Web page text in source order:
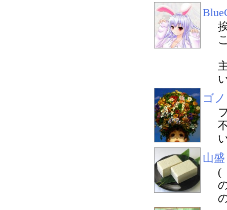
ゴノ
山
(